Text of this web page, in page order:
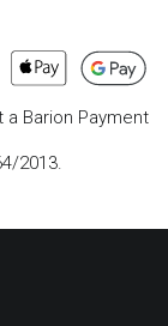
Barion Payment
2013.